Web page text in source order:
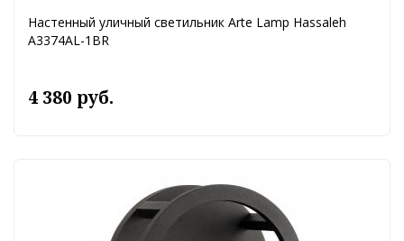
Настенный уличный светильник Arte Lamp Hassaleh
A3374AL-1BR
4 380 руб.